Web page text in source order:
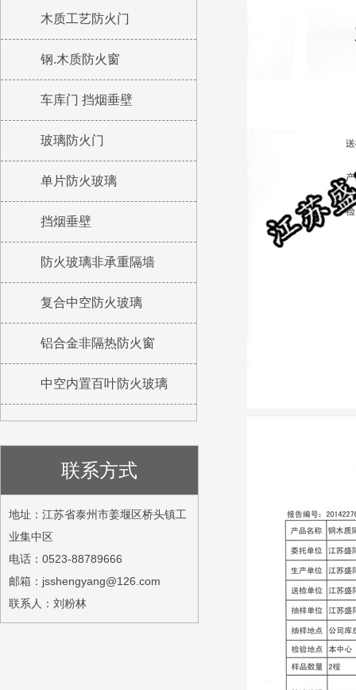
木质工艺防火门
钢.木质防火窗
车库门 挡烟垂壁
玻璃防火门
单片防火玻璃
挡烟垂壁
防火玻璃非承重隔墙
复合中空防火玻璃
铝合金非隔热防火窗
中空内置百叶防火玻璃
联系方式
地址：江苏省泰州市姜堰区桥头镇工
业集中区
电话：0523-88789666
邮箱：jsshengyang@126.com
联系人：刘粉林